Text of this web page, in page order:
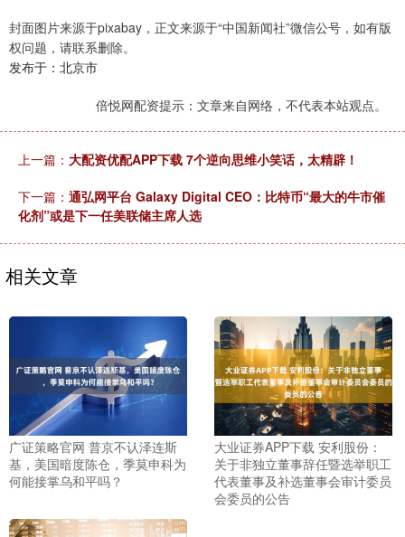
封面图片来源于pixabay，正文来源于“中国新闻社”微信公号，如有版
权问题，请联系删除。
发布于：北京市
倍悦网配资提示：文章来自网络，不代表本站观点。
上一篇： 大配资优配APP下载 7个逆向思维小笑话，太精辟！
下一篇： 通弘网平台 Galaxy Digital CEO：比特币“最大的牛市催
化剂”或是下一任美联储主席人选
相关文章
广证策略官网 普京不认泽连斯
基，美国暗度陈仓，季莫申科为
何能接掌乌和平吗？
大业证券APP下载 安利股份：
关于非独立董事辞任暨选举职工
代表董事及补选董事会审计委员
会委员的公告